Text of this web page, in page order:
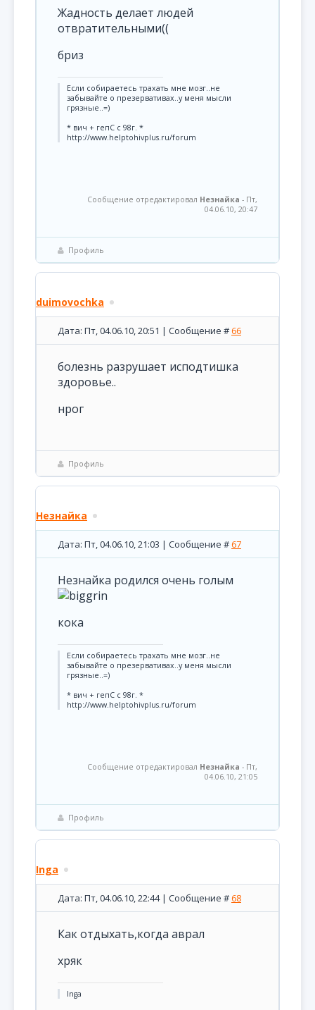
Жадность делает людей
отвратительными((
бриз
Если собираетесь трахать мне мозг..не
забывайте о презервативах..у меня мысли
грязные..=)
* вич + гепС с 98г. *
http://www.helptohivplus.ru/forum
Сообщение отредактировал Незнайка - Пт,
04.06.10, 20:47
Профиль
duimovochka
Дата: Пт, 04.06.10, 20:51 | Сообщение #66
болезнь разрушает исподтишка
здоровье..
нрог
Профиль
Незнайка
Дата: Пт, 04.06.10, 21:03 | Сообщение #67
Незнайка родился очень голым
кока
Если собираетесь трахать мне мозг..не
забывайте о презервативах..у меня мысли
грязные..=)
* вич + гепС с 98г. *
http://www.helptohivplus.ru/forum
Сообщение отредактировал Незнайка - Пт,
04.06.10, 21:05
Профиль
Inga
Дата: Пт, 04.06.10, 22:44 | Сообщение #68
Как отдыхать,когда аврал
хряк
Inga